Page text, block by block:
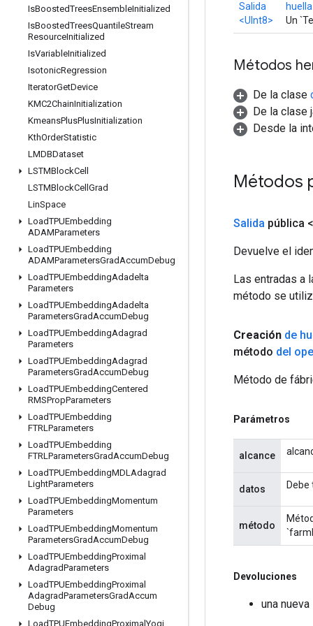
IsBoostedTreesEnsembleInitialized
IsBoostedTreesQuantileStream
ResourceInitialized
IsVariableInitialized
IsotonicRegression
IteratorGetDevice
KMC2ChainInitialization
KmeansPlusPlusInitialization
KthOrderStatistic
LMDBDataset
LSTMBlockCell
LSTMBlockCell Grad
LinSpace
LoadTPUEmbedding
ADAMParameters
LoadTPUEmbedding
ADAMParametersGradAccumDebug
LoadTPUEmbeddingAdadelta
Parameters
LoadTPUEmbeddingAdadelta
ParametersGradAccumDebug
LoadTPUEmbeddingAdagrad
Parameters
LoadTPUEmbeddingAdagrad
ParametersGradAccumDebug
LoadTPUEmbeddingCentered
RMSPropParameters
LoadTPUEmbedding
FTRLParameters
LoadTPUEmbedding
FTRLParametersGradAccumDebug
LoadTPUEmbeddingMDLAdagrad
LightParameters
LoadTPUEmbeddingMomentum
Parameters
LoadTPUEmbeddingMomentum
ParametersGradAccumDebug
LoadTPUEmbeddingProximal
AdagradParameters
LoadTPUEmbeddingProximal
AdagradParametersGradAccum
Debug
LoadTPUEmbeddingProximalYogi
Salida
<UInt8>
Un
Métodos
De la clase
De la clase
Desde la
Métodos
Salida pública <
Devuelve el
Las entradas a
método se
Creación de
método del
Método de
Parámetros
alcance
datos Debe
método
Devoluciones
una